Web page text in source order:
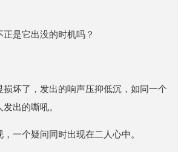
是它出没的时机吗？
损坏了，发出的响声压抑低沉，如同一个
出的嘶吼。
一个疑问同时出现在二人心中。